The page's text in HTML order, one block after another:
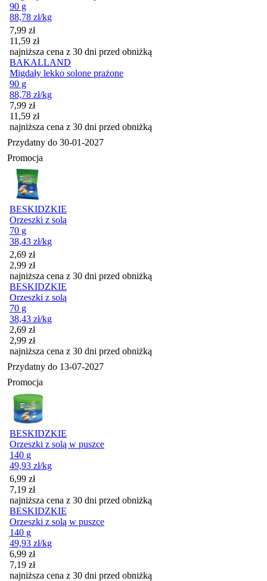
90 g
88,78 zł/kg
Cena promocyjna
7,99 zł
11,59 zł
najniższa cena z 30 dni przed obniżką
BAKALLAND
Migdały lekko solone prażone
90 g
88,78 zł/kg
Cena promocyjna
7,99 zł
11,59 zł
najniższa cena z 30 dni przed obniżką
Przydatny do 30-01-2027
Promocja
BESKIDZKIE
Orzeszki z solą
70 g
38,43 zł/kg
Cena promocyjna
2,69 zł
2,99 zł
najniższa cena z 30 dni przed obniżką
BESKIDZKIE
Orzeszki z solą
70 g
38,43 zł/kg
Cena promocyjna
2,69 zł
2,99 zł
najniższa cena z 30 dni przed obniżką
Przydatny do 13-07-2027
Promocja
BESKIDZKIE
Orzeszki z solą w puszce
140 g
49,93 zł/kg
Cena promocyjna
6,99 zł
7,19 zł
najniższa cena z 30 dni przed obniżką
BESKIDZKIE
Orzeszki z solą w puszce
140 g
49,93 zł/kg
Cena promocyjna
6,99 zł
7,19 zł
najniższa cena z 30 dni przed obniżką